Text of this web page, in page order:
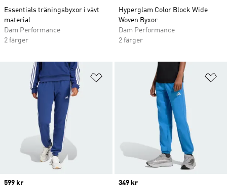
Essentials träningsbyxor i vävt
material
Dam Performance
2 färger
Hyperglam Color Block Wide
Woven Byxor
Dam Performance
2 färger
Lägg till på önskelistan
Price
599 kr
Price
349 kr